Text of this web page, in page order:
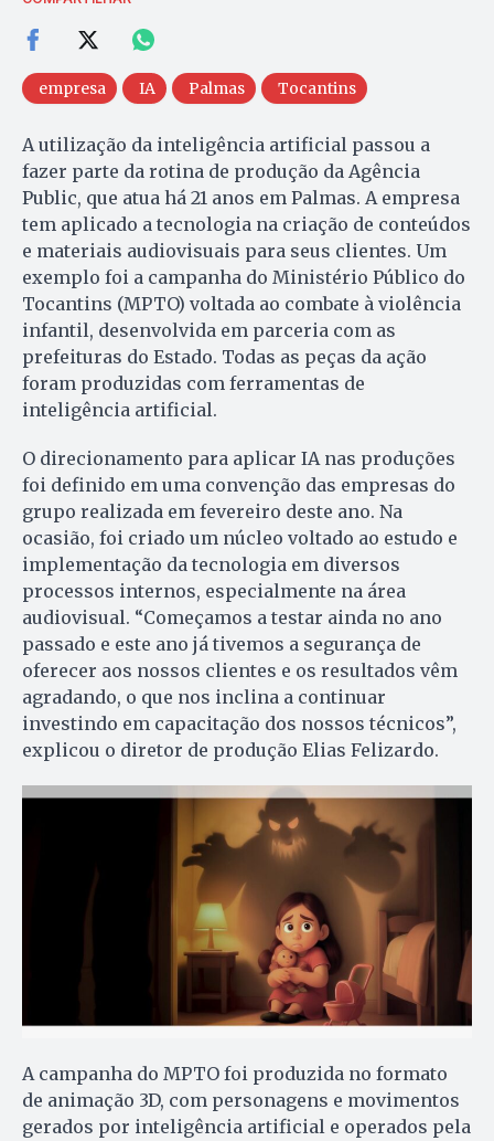
empresa IA Palmas Tocantins
A utilização da inteligência artificial passou a
fazer parte da rotina de produção da Agência
Public, que atua há 21 anos em Palmas. A empresa
tem aplicado a tecnologia na criação de conteúdos
e materiais audiovisuais para seus clientes. Um
exemplo foi a campanha do Ministério Público do
Tocantins (MPTO) voltada ao combate à violência
infantil, desenvolvida em parceria com as
prefeituras do Estado. Todas as peças da ação
foram produzidas com ferramentas de
inteligência artificial.
O direcionamento para aplicar IA nas produções
foi definido em uma convenção das empresas do
grupo realizada em fevereiro deste ano. Na
ocasião, foi criado um núcleo voltado ao estudo e
implementação da tecnologia em diversos
processos internos, especialmente na área
audiovisual. “Começamos a testar ainda no ano
passado e este ano já tivemos a segurança de
oferecer aos nossos clientes e os resultados vêm
agradando, o que nos inclina a continuar
investindo em capacitação dos nossos técnicos”,
explicou o diretor de produção Elias Felizardo.
A campanha do MPTO foi produzida no formato
de animação 3D, com personagens e movimentos
gerados por inteligência artificial e operados pela